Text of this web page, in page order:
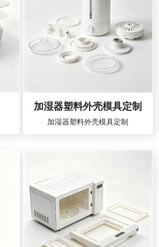
加湿器塑料外壳模具定制
加湿器塑料外壳模具定制